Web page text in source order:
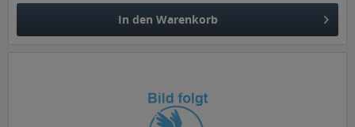
In den Warenkorb